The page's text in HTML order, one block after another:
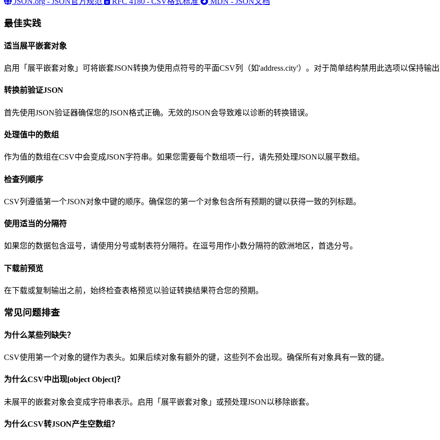
最佳实践
适当展平嵌套对象
启用「展平嵌套对象」可将嵌套JSON转换为使用点符号的平面CSV列（如'address.city'）。对于简单结构禁用此选项以保持输出
转换前验证JSON
首先使用JSON验证器确保您的JSON格式正确。无效的JSON会导致难以诊断的转换错误。
处理值中的数组
作为值的数组在CSV中会变成JSON字符串。如果您需要每个数组项一行，请先预处理JSON以展平数组。
检查列顺序
CSV列遵循第一个JSON对象中键的顺序。确保您的第一个对象包含所有预期的键以获得一致的列标题。
使用适当的分隔符
如果您的数据包含逗号，请使用分号或制表符分隔符。在逗号用作小数分隔符的欧洲地区，首选分号。
下载前预览
在下载或复制输出之前，始终检查表格预览以验证转换结果符合您的预期。
常见问题排查
为什么某些列缺失？
CSV使用第一个对象的键作为表头。如果后续对象有额外的键，这些列不会出现。确保所有对象具有一致的键。
为什么CSV中出现[object Object]？
未展平的嵌套对象会变成字符串表示。启用「展平嵌套对象」或预处理JSON以移除嵌套。
为什么CSV转JSON产生空数组？